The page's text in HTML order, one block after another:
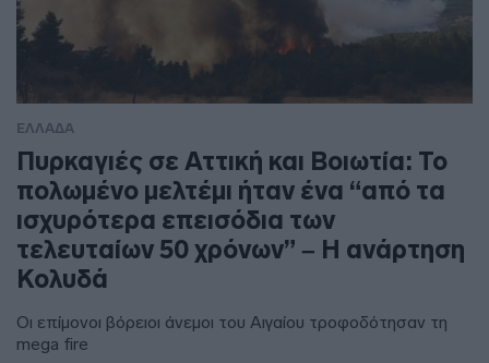
ΕΛΛΑΔΑ
Πυρκαγιές σε Αττική και Βοιωτία: Το
πολωμένο μελτέμι ήταν ένα “από τα
ισχυρότερα επεισόδια των
τελευταίων 50 χρόνων” – Η ανάρτηση
Κολυδά
Οι επίμονοι βόρειοι άνεμοι του Αιγαίου τροφοδότησαν τη
mega fire